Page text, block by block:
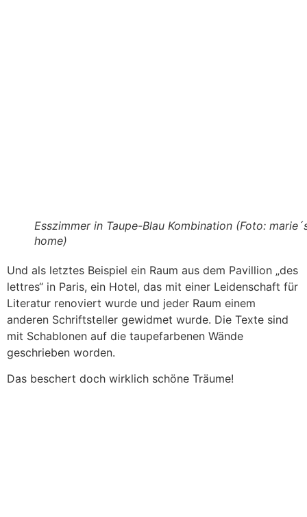
Esszimmer in Taupe-Blau Kombination (Foto:
home)
Und als letztes Beispiel ein Raum aus dem Pavillion „des
lettres“ in Paris, ein Hotel, das mit einer Leidenschaft für
Literatur renoviert wurde und jeder Raum einem
anderen Schriftsteller gewidmet wurde. Die Texte sind
mit Schablonen auf die taupefarbenen Wände
geschrieben worden.
Das beschert doch wirklich schöne Träume!